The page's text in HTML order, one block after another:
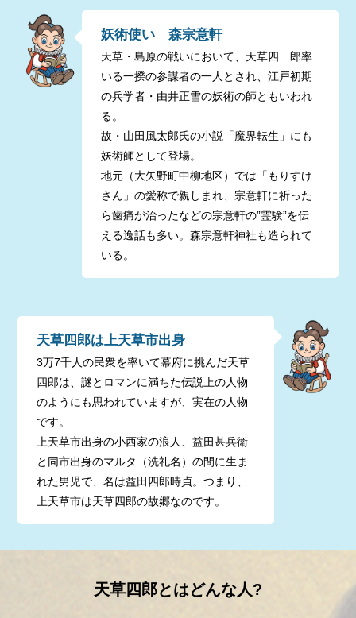
妖術使い 森宗意軒
天草・島原の戦いにおいて、天草四 郎率
いる一揆の参謀者の一人とされ、江戸初期
の兵学者・由井正雪の妖術の師ともいわれ
る。
故・山田風太郎氏の小説「魔界転生」にも
妖術師として登場。
地元（大矢野町中柳地区）では「もりすけ
さん」の愛称で親しまれ、宗意軒に祈った
ら歯痛が治ったなどの宗意軒の”霊験”を伝
える逸話も多い。森宗意軒神社も造られて
いる。
天草四郎は上天草市出身
3万7千人の民衆を率いて幕府に挑んだ天草
四郎は、謎とロマンに満ちた伝説上の人物
のようにも思われていますが、実在の人物
です。
上天草市出身の小西家の浪人、益田甚兵衛
と同市出身のマルタ（洗礼名）の間に生ま
れた男児で、名は益田四郎時貞。つまり、
上天草市は天草四郎の故郷なのです。
天草四郎とはどんな人?